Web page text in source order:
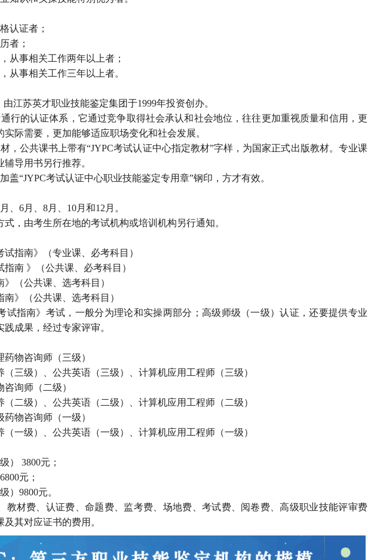
认证者；
者；
从事相关工作两年以上者；
从事相关工作三年以上者。
江苏英才职业技能鉴定集团于1999年投资创办。
行的认证体系，它通过竞争取得社会承认和社会地位，往往更加重视质量和信用，更
际需要，更加能够适应职场变化和社会发展。
，公共课书上带有“JYPC考试认证中心指定教材”字样，为国家正式出版教材。专业课
导用书另行推荐。
盖“JYPC考试认证中心职业技能鉴定专用章”钢印，方才有效。
、6月、8月、10月和12月。
，由考生所在地的考试机构或培训机构另行通知。
试指南》（专业课、必考科目）
指南 》（公共课、必考科目）
》（公共课、选考科目）
南》（公共课、选考科目）
试指南》考试，一般分为理论和实操两部分；高级师级（一级）认证，还要提供专业
成果，经过专家评审。
物咨询师（三级）
三级）、公共英语（三级）、计算机应用工程师（三级）
询师（二级）
二级）、公共英语（二级）、计算机应用工程师（二级）
物咨询师（一级）
一级）、公共英语（一级）、计算机应用工程师（一级）
） 3800元；
元；
）9800元。
教材费、认证费、命题费、监考费、场地费、考试费、阅卷费、高级职业技能评审费
其对应证书的费用。